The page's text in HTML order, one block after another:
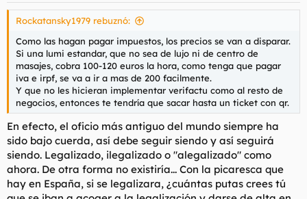
s
Rockatansky1979 rebuznó:
Como las hagan pagar impuestos, los precios se van a disparar.
Si una lumi estandar, que no sea de lujo ni de centro de
masajes, cobra 100-120 euros la hora, como tenga que pagar
iva e irpf, se va a ir a mas de 200 facilmente.
Y que no les hicieran implementar verifactu como al resto de
negocios, entonces te tendría que sacar hasta un ticket con qr.
En efecto, el oficio más antiguo del mundo siempre ha
sido bajo cuerda, así debe seguir siendo y así seguirá
siendo. Legalizado, ilegalizado o "alegalizado" como
ahora. De otra forma no existiría... Con la picaresca que
hay en España, si se legalizara, ¿cuántas putas crees tú